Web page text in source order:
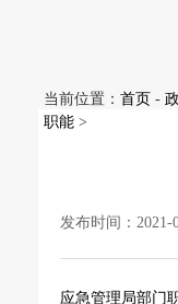
当前位置： 首页 -
职能 >
发布时间：
应急管理局部门